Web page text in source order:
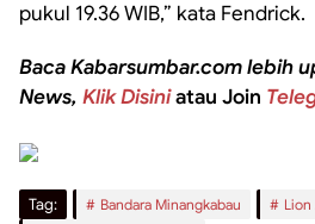
pukul 19.36 WIB,” kata Fendrick.
Baca Kabarsumbar.com lebih
News, Klik Disiniatau Join
Tag: Bandara Minangkabau Lion